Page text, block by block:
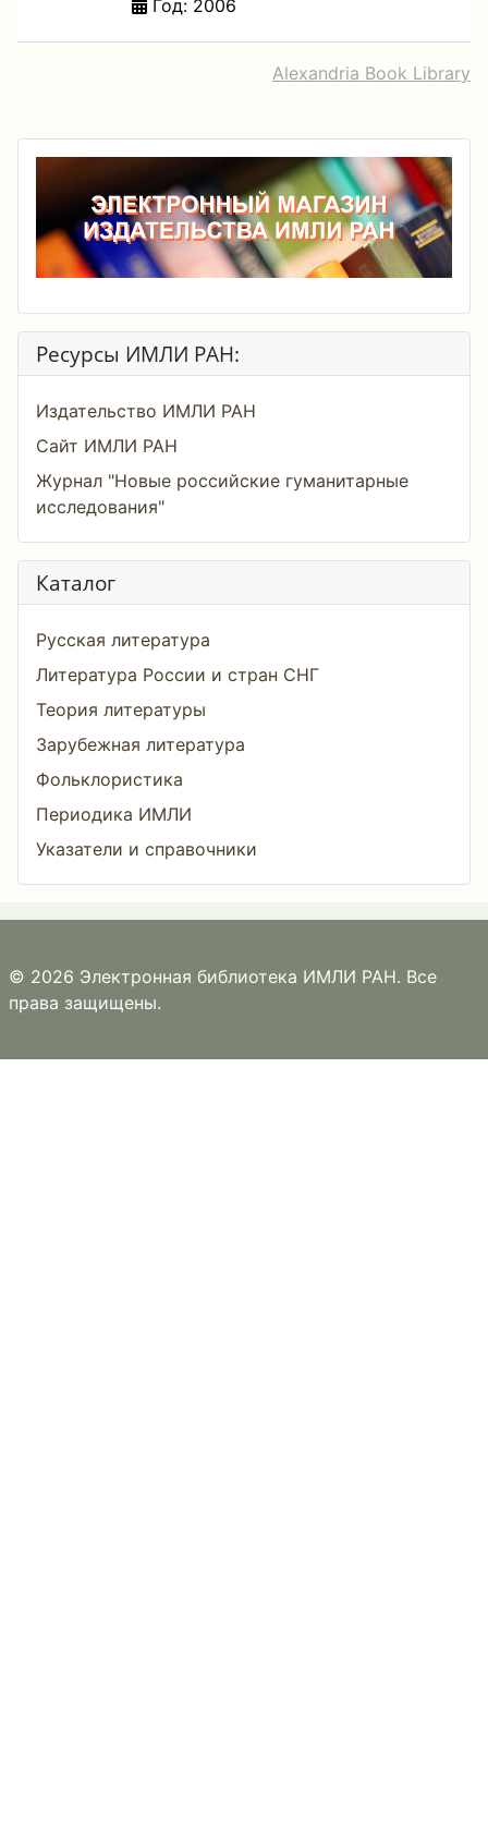
Год: 2006
Alexandria Book Library
Ресурсы ИМЛИ РАН:
Издательство ИМЛИ РАН
Сайт ИМЛИ РАН
Журнал "Новые российские гуманитарные
исследования"
Каталог
Русская литература
Литература России и стран СНГ
Теория литературы
Зарубежная литература
Фольклористика
Периодика ИМЛИ
Указатели и справочники
© 2026 Электронная библиотека ИМЛИ РАН. Все
права защищены.